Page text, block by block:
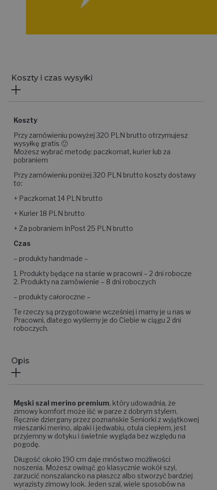
Koszty i czas wysyłki
Koszty
Przy zamówieniu powyżej 320 PLN brutto otrzymujesz
wysyłkę gratis 🙂
Możesz wybrać metodę: paczkomat, kurier lub za
pobraniem
Przy zamówieniu poniżej 320 PLN brutto koszty dostawy
to:
+ Paczkomat 14 PLN brutto
+ Kurier 18 PLN brutto
+ Za pobraniem InPost 25 PLN brutto
Czas
– produkty handmade –
1. Produkty będące na stanie w pracowni – 2 dni robocze
2. Produkty na zamówienie – 8 dni roboczych
– produkty całoroczne –
Te rzeczy są przygotowane wcześniej i mamy je u nas w
Pracowni, dlatego wyślemy je do Ciebie w ciągu 2 dni
roboczych.
Opis
Męski szal merino premium, który udowadnia, że
zimowy komfort może iść w parze z dobrym stylem.
Ręcznie dziergany przez poznańskie Seniorki z wyjątkowej
mieszanki merino, alpaki i jedwabiu, otula ciepłem, jest
przyjemny w dotyku i świetnie wygląda bez względu na
pogodę.
Długość około 190 cm daje mnóstwo możliwości
noszenia. Możesz owinąć go klasycznie wokół szyi,
zarzucić nonszalancko na płaszcz albo stworzyć bardziej
wyrazisty zimowy look. Jeden szal, wiele sposobów na